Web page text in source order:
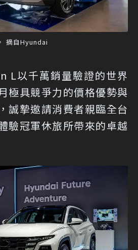
摘自Hyundai
L以千萬銷量驗證的世界
極具競爭力的價格優勢與
誠摯邀請消費者親臨全台
驗冠軍休旅所帶來的卓越